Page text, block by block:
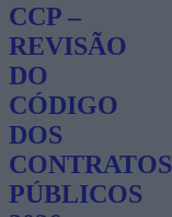
CCP –
REVISÃO
DO
CÓDIGO
DOS
CONTRATOS
PÚBLICOS